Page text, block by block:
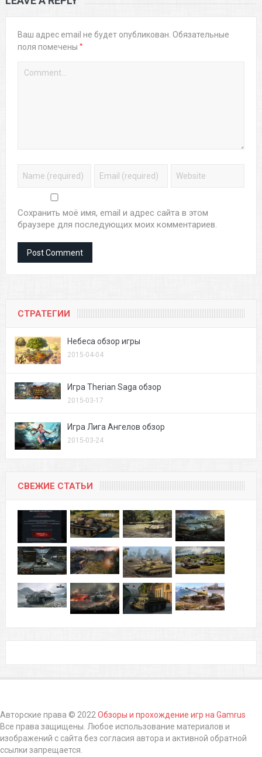
Ваш адрес email не будет опубликован. Обязательные
поля помечены *
Сохранить моё имя, email и адрес сайта в этом
браузере для последующих моих комментариев.
СТРАТЕГИИ
Небеса обзор игры
2015-04-04
Игра Therian Saga обзор
2015-03-17
Игра Лига Ангелов обзор
2015-03-24
СВЕЖИЕ СТАТЬИ
Авторские права © 2022Обзоры и прохождение игр на Gamrus
Все права защищены. Любое использование материалов и
изображений с сайта без согласия автора и активной обратной
ссылки запрещается.